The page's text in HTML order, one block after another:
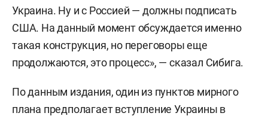
Украина. Ну и с Россией — должны подписать
США. На данный момент обсуждается именно
такая конструкция, но переговоры еще
продолжаются, это процесс», — сказал Сибига.
По данным издания, один из пунктов мирного
плана предполагает вступление Украины в